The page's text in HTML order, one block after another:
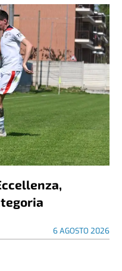
6 AGOSTO 2026